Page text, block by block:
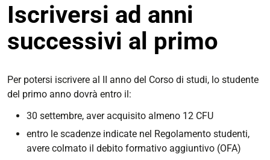
Iscriversi ad anni
successivi al primo
Per potersi iscrivere al II anno del Corso di studi, lo studente
del primo anno dovrà entro il:
30 settembre, aver acquisito almeno 12 CFU
entro le scadenze indicate nel Regolamento studenti,
avere colmato il debito formativo aggiuntivo (OFA)